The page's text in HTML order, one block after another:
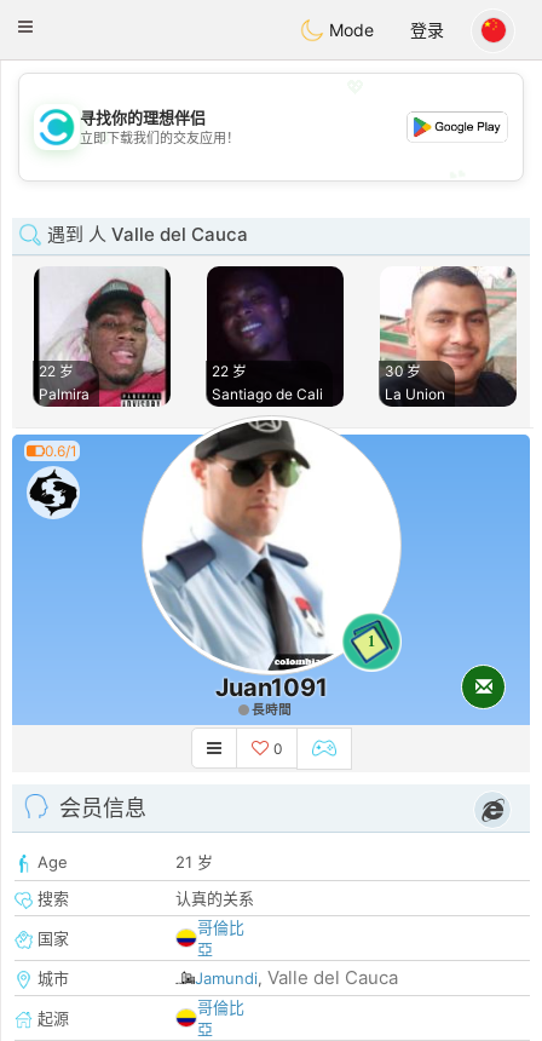
Citas
Toggle
Mode 登录
💖
💕
寻找你的理想伴侣
立即下载我们的交友应用！
遇到 人 Valle del Cauca
22 岁
Palmira
22 岁
Santiago de Cali
30 岁
La Union
0.6/1
1
Juan1091
長時間
0
会员信息
Age
21 岁
搜索
认真的关系
国家
哥倫比
亞
城市
Jamundi, Valle del Cauca
起源
哥倫比
亞